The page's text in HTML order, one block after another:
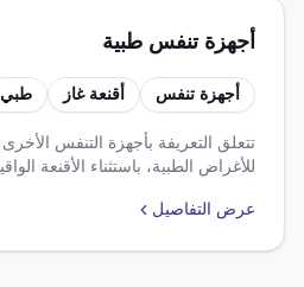
أجهزة تنفس طبية
أجهزة تنفس أقنعة غاز طبي
تتعلق التعريفة بأجهزة التنفس
للأغراض الطبية، باستثناء الأقنعة
عرض التفاصيل